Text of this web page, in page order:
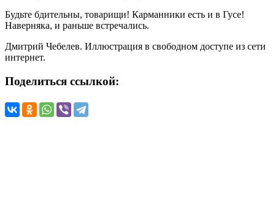
Будьте бдительны, товарищи! Карманники есть и в Гусе!
Наверняка, и раньше встречались.
Дмитрий Чебелев. Иллюстрация в свободном доступе из сети
интернет.
Поделиться ссылкой: